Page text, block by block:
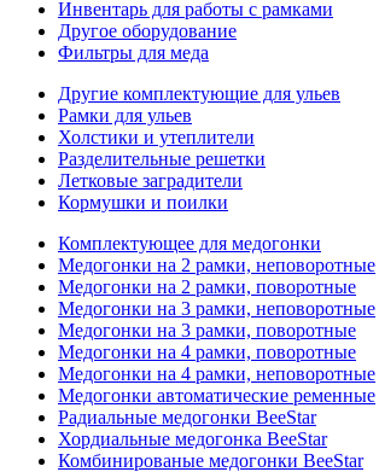
Инвентарь для работы с рамками
Другое оборудование
Фильтры для меда
Другие комплектующие для ульев
Рамки для ульев
Холстики и утеплители
Разделительные решетки
Летковые заградители
Кормушки и поилки
Комплектующее для медогонки
Медогонки на 2 рамки, неповоротные
Медогонки на 2 рамки, поворотные
Медогонки на 3 рамки, неповоротные
Медогонки на 3 рамки, поворотные
Медогонки на 4 рамки, поворотные
Медогонки на 4 рамки, неповоротные
Медогонки автоматические ременные
Радиальные медогонки BeeStar
Хордиальные медогонка BeeStar
Комбинированые медогонки BeeStar